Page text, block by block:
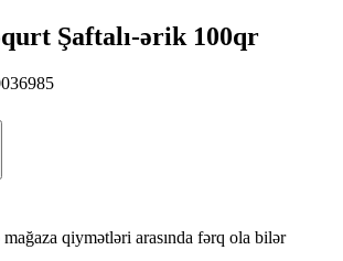
Şaftalı-ərik 100qr
qiymətləri arasında fərq ola bilər